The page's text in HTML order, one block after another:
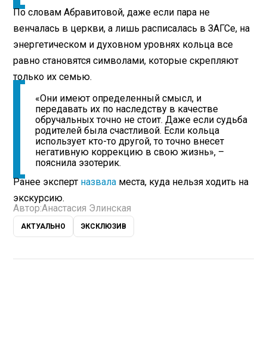
По словам Абравитовой, даже если пара не
венчалась в церкви, а лишь расписалась в ЗАГСе, на
энергетическом и духовном уровнях кольца все
равно становятся символами, которые скрепляют
только их семью.
«Они имеют определенный смысл, и
передавать их по наследству в качестве
обручальных точно не стоит. Даже если судьба
родителей была счастливой. Если кольца
использует кто-то другой, то точно внесет
негативную коррекцию в свою жизнь», –
пояснила эзотерик.
Ранее эксперт назвала места, куда нельзя ходить на
экскурсию.
Автор:Анастасия Элинская
АКТУАЛЬНО ЭКСКЛЮЗИВ